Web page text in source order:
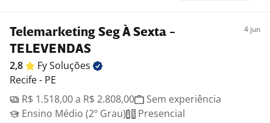
Telemarketing Seg À Sexta -
TELEVENDAS
4 jun
2,8 FySoluções
Recife - PE
R$ 1.518,00 a R$ 2.808,00
Sem experiência
Ensino Médio (2º Grau)
Presencial